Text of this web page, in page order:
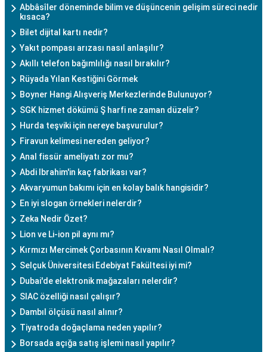
Abbâsîler döneminde bilim ve düşüncenin gelişim süreci nedir
kısaca?
Bilet dijital kartı nedir?
Yakıt pompası arızası nasıl anlaşılır?
Akıllı telefon bağımlılığı nasıl bırakılır?
Rüyada Yılan Kestiğini Görmek
Boyner Hangi Alışveriş Merkezlerinde Bulunuyor?
SGK hizmet dökümü Ş harfi ne zaman düzelir?
Hurda teşviki için nereye başvurulur?
Firavun kelimesi nereden geliyor?
Anal fissür ameliyatı zor mu?
Abdi Ibrahim'in kaç fabrikası var?
Akvaryumun bakımı için en kolay balık hangisidir?
En iyi slogan örnekleri nelerdir?
Zeka Nedir Özet?
Lion ve Li-ion pil aynı mı?
Kırmızı Mercimek Çorbasının Kıvamı Nasıl Olmalı?
Selçuk Üniversitesi Edebiyat Fakültesi iyi mi?
Dubai'de elektronik mağazaları nelerdir?
SIAC özelliği nasıl çalışır?
Dambıl ölçüsü nasıl alınır?
Tiyatroda doğaçlama neden yapılır?
Borsada açığa satış işlemi nasıl yapılır?